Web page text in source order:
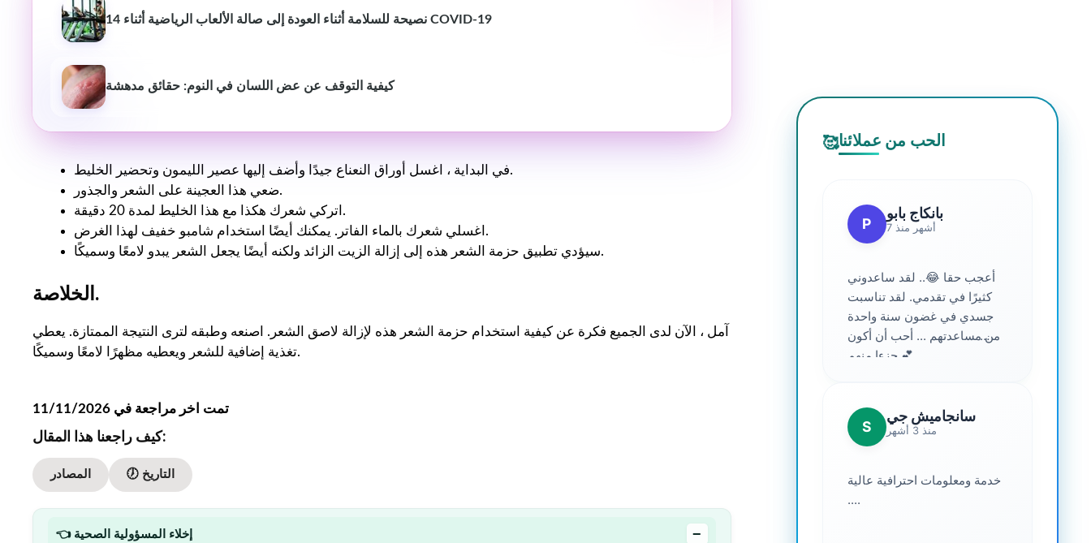
14 نصيحة للسلامة أثناء العودة إلى صالة الألعاب الرياضية أثناء COVID-19
كيفية التوقف عن عض اللسان في النوم: حقائق مدهشة
في البداية ، اغسل أوراق النعناع جيدًا وأضف إليها عصير الليمون وتحضير الخليط.
ضعي هذا العجينة على الشعر والجذور.
اتركي شعرك هكذا مع هذا الخليط لمدة 20 دقيقة.
اغسلي شعرك بالماء الفاتر. يمكنك أيضًا استخدام شامبو خفيف لهذا الغرض.
سيؤدي تطبيق حزمة الشعر هذه إلى إزالة الزيت الزائد ولكنه أيضًا يجعل الشعر يبدو لامعًا وسميكًا.
الخلاصة.
آمل ، الآن لدى الجميع فكرة عن كيفية استخدام حزمة الشعر هذه لإزالة لاصق الشعر. اصنعه وطبقه لترى النتيجة الممتازة. يعطي
تغذية إضافية للشعر ويعطيه مظهرًا لامعًا وسميكًا.
تمت اخر مراجعة في 11/11/2026
كيف راجعنا هذا المقال:
المصادر 🕖 التاريخ
👈 إخلاء المسؤولية الصحية −
🥰الحب من عملائنا
P
بانكاج بابو
7 أشهر منذ
أعجب حقا 😂.. لقد ساعدوني
كثيرًا في تقدمي. لقد تناسبت
جسدي في غضون سنة واحدة
من مساعدتهم ... أحب أن أكون
جزءا منهم 💕
S
سانجاميش جي
منذ 3 أشهر
خدمة ومعلومات احترافية عالية
....